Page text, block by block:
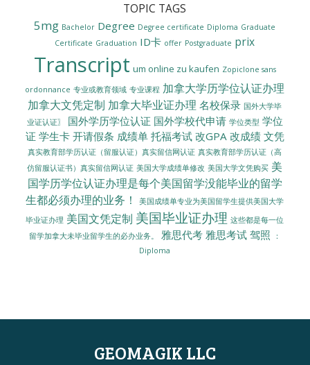
TOPIC TAGS
5mg Bachelor Degree Degree certificate Diploma Graduate
Certificate Graduation ID卡 offer Postgraduate prix
Transcript um online zu kaufen Zopiclone sans
ordonnance 专业或教育领域 专业课程 加拿大学历学位认证办理
加拿大文凭定制 加拿大毕业证办理 名校保录 国外大学毕
业证认证〗
国外学历学位认证 国外学校代申请 学位类型 学位
证 学生卡 开请假条 成绩单 托福考试 改GPA 改成绩 文凭
真实教育部学历认证（留服认证）真实留信网认证 真实教育部学历认证（高
仿留服认证书）真实留信网认证 美国大学成绩单修改 美国大学文凭购买 美
国学历学位认证办理是每个美国留学没能毕业的留学
生都必须办理的业务！
美国成绩单专业为美国留学生提供美国大学
毕业证办理 美国文凭定制 美国毕业证办理 这些都是每一位
留学加拿大未毕业留学生的必办业务。
雅思代考 雅思考试 驾照
：
Diploma
GEOMAGIK LLC